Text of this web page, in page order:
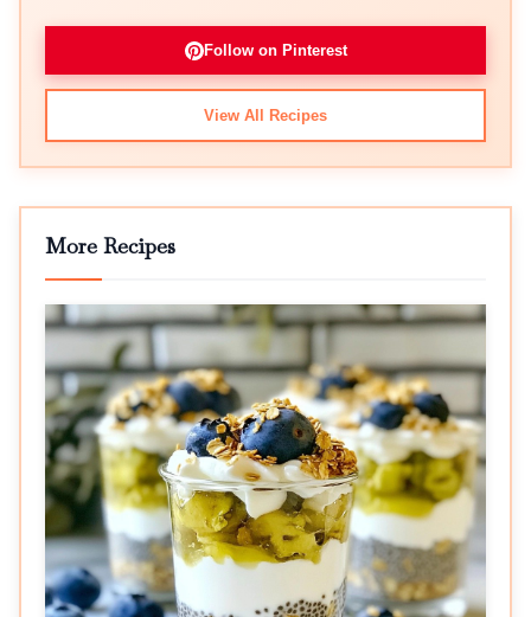
Follow on Pinterest
View All Recipes
More Recipes